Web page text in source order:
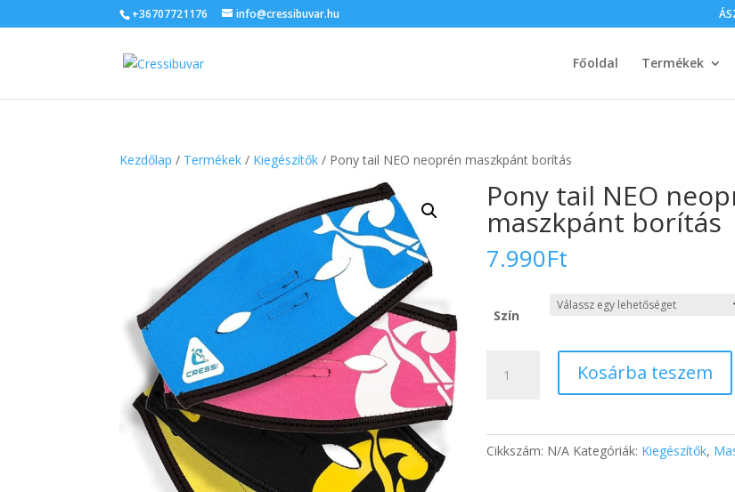
+36707721176 info@cressibuvar.hu
Főoldal Termékek
Kezdőlap / Termékek / Kiegészítők / Pony tail NEO neoprén maszkpánt borítás
Pony tail NEO
maszkpánt borítás
7.990Ft
Szín
maszkpánt
Kosárba teszem
Cikkszám: N/A Kategóriák: Kiegészítők,